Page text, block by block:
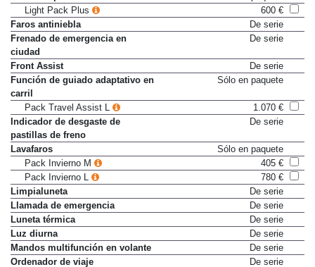
Faros adaptativos
Sólo en paquete
Light Pack Plus
600 €
Faros antiniebla
De serie
Frenado de emergencia en
ciudad
Front Assist
De serie
Función de guiado adaptativo en
carril
Pack Travel Assist L
1.070 €
Indicador de desgaste de
pastillas de freno
Lavafaros
Sólo en paquete
Pack Invierno M
405 €
Pack Invierno L
780 €
Limpialuneta
De serie
Llamada de emergencia
De serie
Luneta térmica
De serie
Luz diurna
De serie
Mandos multifunción en volante
De serie